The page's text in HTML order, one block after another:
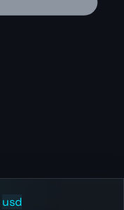
usd